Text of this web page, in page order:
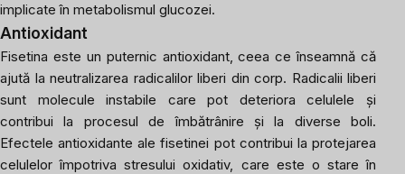
implicate în metabolismul glucozei.
Antioxidant
Fisetina este un puternic antioxidant, ceea ce înseamnă că
ajută la neutralizarea radicalilor liberi din corp. Radicalii liberi
sunt molecule instabile care pot deteriora celulele și
contribui la procesul de îmbătrânire și la diverse boli.
Efectele antioxidante ale fisetinei pot contribui la protejarea
celulelor împotriva stresului oxidativ, care este o stare în